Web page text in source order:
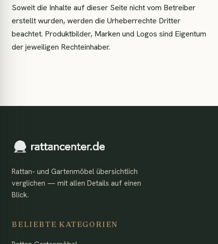
Soweit die Inhalte auf dieser Seite nicht vom Betreiber
erstellt wurden, werden die Urheberrechte Dritter
beachtet. Produktbilder, Marken und Logos sind Eigentum
der jeweiligen Rechteinhaber.
Rattan- und Gartenmöbel übersichtlich
verglichen — mit allen Details auf einen
Blick.
BELIEBTE KATEGORIEN